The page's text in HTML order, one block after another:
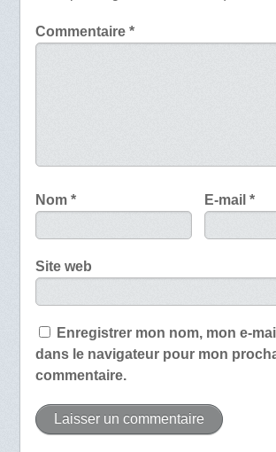
Commentaire *
Nom * E-mail*
Site web
Enregistrer mon nom, mon e-
dans le navigateur pour mon
commentaire.